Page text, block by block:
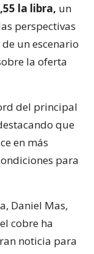
la libra, un
perspectivas
un escenario
la oferta
del principal
que
en más
para
Daniel Mas,
cobre ha
noticia para